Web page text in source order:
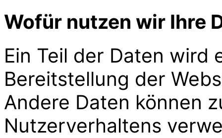
Wofür nutzen wir Ihre
Ein Teil der Daten wird
Bereitstellung der
Andere Daten können
Nutzerverhaltens